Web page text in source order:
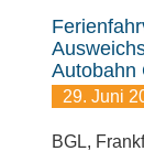
Autobahn
29. Juni
BGL,